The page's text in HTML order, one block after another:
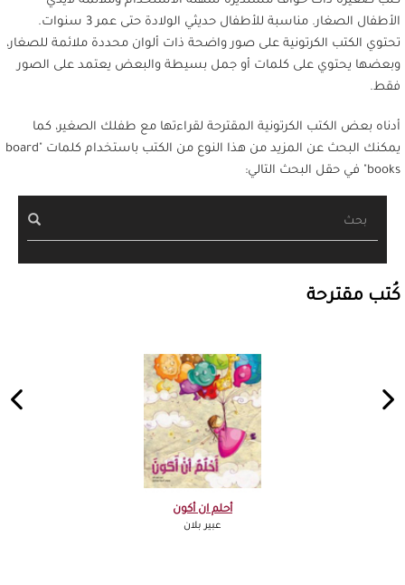
الأطفال الصغار. مناسبة للأطفال حديثي الولادة حتى عمر 3 سنوات.
تحتوي الكتب الكرتونية على صور واضحة ذات ألوان محددة ملائمة للصغار،
وبعضها يحتوي على كلمات أو جمل بسيطة والبعض يعتمد على الصور
فقط.
أدناه بعض الكتب الكرتونية المقترحة لقراءتها مع طفلك الصغير، كما
يمكنك البحث عن المزيد من هذا النوع من الكتب باستخدام كلمات "board
books" في حقل البحث التالي:
بحث
كُتب مقترحة
أحلم ان أكون
عبير بلان